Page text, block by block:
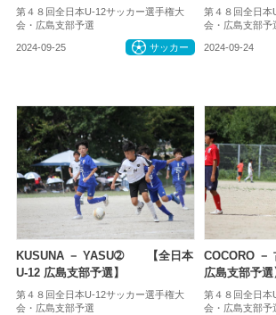
第４８回全日本U-12サッカー選手権大
会・広島支部予選
2024-09-25 サッカー
第４８回全日本
会・広島支部予
2024-09-24
KUSUNA － YASU➁ 【全日本
U-12 広島支部予選】
第４８回全日本U-12サッカー選手権大
会・広島支部予選
COCORO －
広島支部予選
第４８回全日本
会・広島支部予